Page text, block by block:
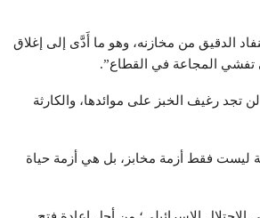
الدقيق من مخازنه، وهو ما أَدَّى إلى إغلاق
تجد رغيف الخبز على موائدها، والكارثة
ليست فقط أزمة مخابز، بل هي أزمة حياة